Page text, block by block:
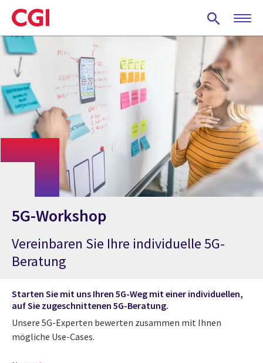
Skip
to
main
content
5G-Workshop
Vereinbaren Sie Ihre individuelle 5G-
Beratung
Starten Sie mit uns Ihren 5G-Weg mit einer individuellen,
auf Sie zugeschnittenen 5G-Beratung.
Unsere 5G-Experten bewerten zusammen mit Ihnen
mögliche Use-Cases.